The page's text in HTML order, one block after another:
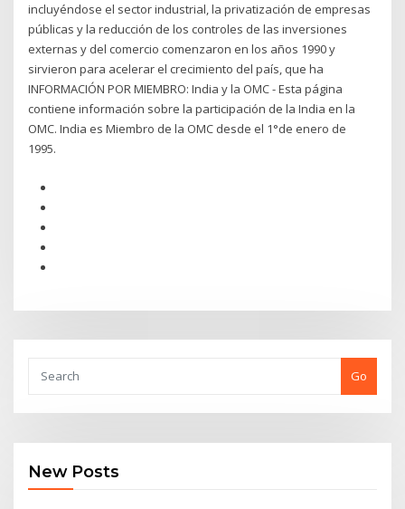
incluyéndose el sector industrial, la privatización de empresas
públicas y la reducción de los controles de las inversiones
externas y del comercio comenzaron en los años 1990 y
sirvieron para acelerar el crecimiento del país, que ha
INFORMACIÓN POR MIEMBRO: India y la OMC - Esta página
contiene información sobre la participación de la India en la
OMC. India es Miembro de la OMC desde el 1°de enero de
1995.
Go
New Posts